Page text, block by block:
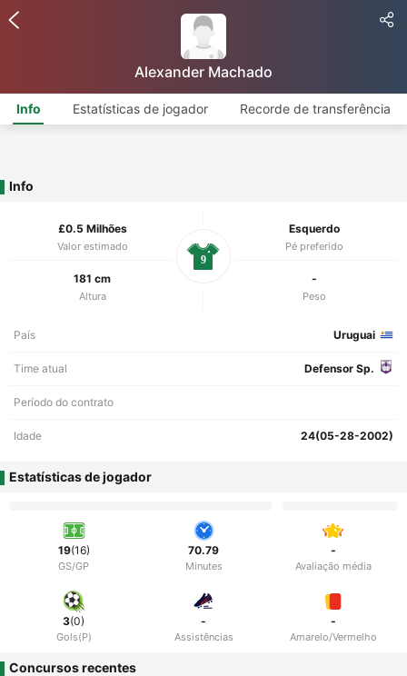
Alexander Machado
Info Estatísticas de jogador Recorde de transferência
Info
£0.5 Milhões
Valor estimado
Esquerdo
Pé preferido
181 cm
Altura
-
Peso
9
País Uruguai
Time atual Defensor Sp.
Período do contrato
Idade 24(05-28-2002)
Estatísticas de jogador
19(16)
GS/GP
70.79
Minutes
-
Avaliação média
3(0)
Gols(P)
-
Assistências
-
Amarelo/Vermelho
Concursos recentes